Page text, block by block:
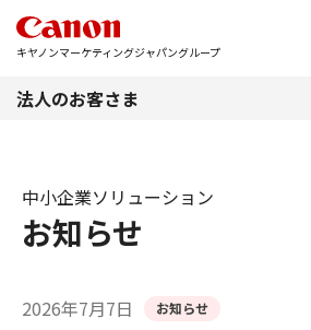
キヤノンマーケティングジャパングループ
法人のお客さま
お知らせ
中小企業ソリューション
2026年7月7日 お知らせ